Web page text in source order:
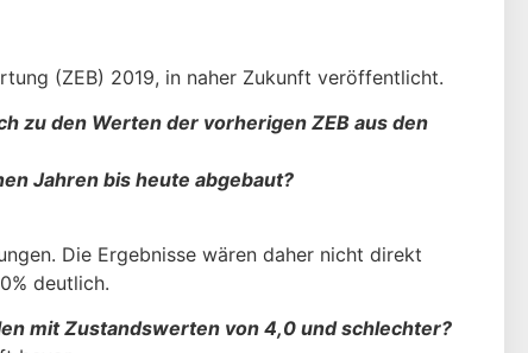
(ZEB) 2019, in naher Zukunft veröffentlicht.
zu den Werten der vorherigen ZEB aus den
Jahren bis heute abgebaut?
Die Ergebnisse wären daher nicht direkt
deutlich.
mit Zustandswerten von 4,0 und schlechter?